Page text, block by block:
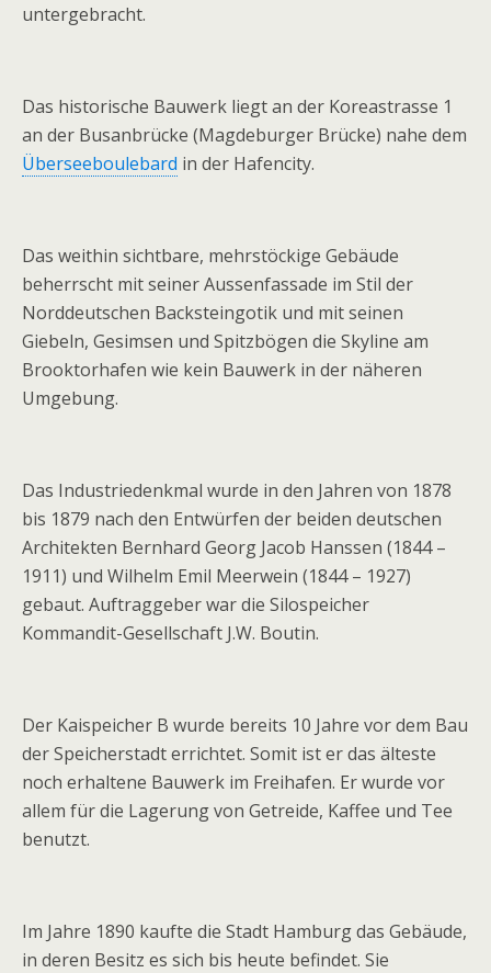
untergebracht.
Das historische Bauwerk liegt an der Koreastrasse 1
an der Busanbrücke (Magdeburger Brücke) nahe dem
Überseeboulebard in der Hafencity.
Das weithin sichtbare, mehrstöckige Gebäude
beherrscht mit seiner Aussenfassade im Stil der
Norddeutschen Backsteingotik und mit seinen
Giebeln, Gesimsen und Spitzbögen die Skyline am
Brooktorhafen wie kein Bauwerk in der näheren
Umgebung.
Das Industriedenkmal wurde in den Jahren von 1878
bis 1879 nach den Entwürfen der beiden deutschen
Architekten Bernhard Georg Jacob Hanssen (1844 –
1911) und Wilhelm Emil Meerwein (1844 – 1927)
gebaut. Auftraggeber war die Silospeicher
Kommandit-Gesellschaft J.W. Boutin.
Der Kaispeicher B wurde bereits 10 Jahre vor dem Bau
der Speicherstadt errichtet. Somit ist er das älteste
noch erhaltene Bauwerk im Freihafen. Er wurde vor
allem für die Lagerung von Getreide, Kaffee und Tee
benutzt.
Im Jahre 1890 kaufte die Stadt Hamburg das Gebäude,
in deren Besitz es sich bis heute befindet. Sie